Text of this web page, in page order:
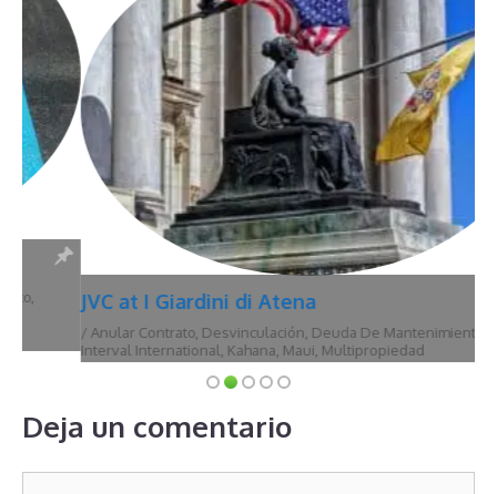
JVC at I Giardini di Atena
Anular Contrato ,Desvinculación,Deuda De Mantenimiento,Hawái,
Interval International,Kahana, Maui,Multipropiedad